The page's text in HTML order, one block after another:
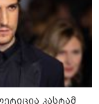
- რუსული
კომიკური“
შეუძლია:
იცის,
New York
კასტამ